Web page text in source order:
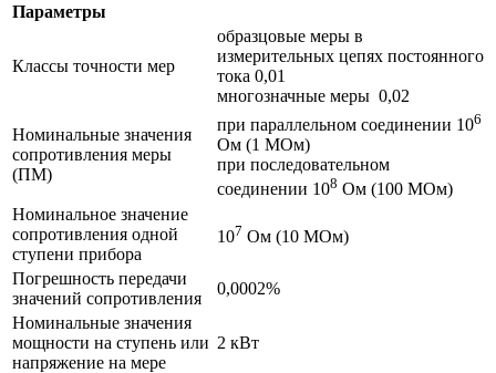
Параметры
Классы точности мер
образцовые меры в
измерительных цепях постоянного
тока 0,01
многозначные меры 0,02
Номинальные значения
сопротивления меры
(ПМ)
при параллельном соединении 106
Ом (1 МОм)
при последовательном
соединении 108 Ом (100 МОм)
Номинальное значение
сопротивления одной
ступени прибора
107 Ом (10 МОм)
Погрешность передачи
значений сопротивления
0,0002%
Номинальные значения
мощности на ступень или
напряжение на мере
2 кВт